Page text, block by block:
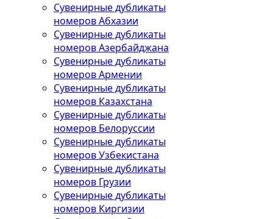
Сувенирные дубликаты
номеров Абхазии
Сувенирные дубликаты
номеров Азербайджана
Сувенирные дубликаты
номеров Армении
Сувенирные дубликаты
номеров Казахстана
Сувенирные дубликаты
номеров Белоруссии
Сувенирные дубликаты
номеров Узбекистана
Сувенирные дубликаты
номеров Грузии
Сувенирные дубликаты
номеров Киргизии